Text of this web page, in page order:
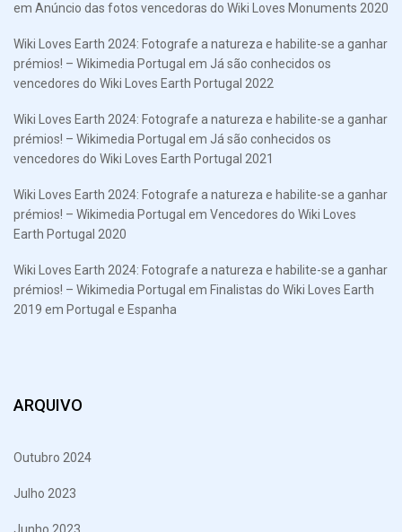
em Anúncio das fotos vencedoras do Wiki Loves Monuments 2020
Wiki Loves Earth 2024: Fotografe a natureza e habilite-se a ganhar
prémios! – Wikimedia Portugal em Já são conhecidos os
vencedores do Wiki Loves Earth Portugal 2022
Wiki Loves Earth 2024: Fotografe a natureza e habilite-se a ganhar
prémios! – Wikimedia Portugal em Já são conhecidos os
vencedores do Wiki Loves Earth Portugal 2021
Wiki Loves Earth 2024: Fotografe a natureza e habilite-se a ganhar
prémios! – Wikimedia Portugal em Vencedores do Wiki Loves
Earth Portugal 2020
Wiki Loves Earth 2024: Fotografe a natureza e habilite-se a ganhar
prémios! – Wikimedia Portugal em Finalistas do Wiki Loves Earth
2019 em Portugal e Espanha
ARQUIVO
Outubro 2024
Julho 2023